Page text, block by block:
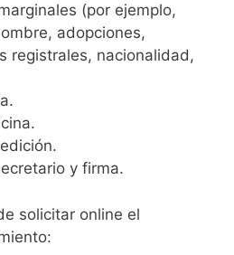
(por ejemplo,
adopciones,
registrales, nacionalidad,
y firma.
solicitar online el